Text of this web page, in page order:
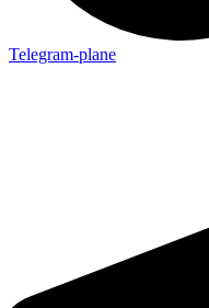
Telegram-plane